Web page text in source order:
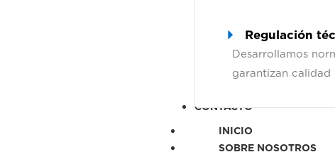
Regulación
Desarrollamos
garantizan calidad
CONTACTO
INICIO
SOBRE NOSOTROS